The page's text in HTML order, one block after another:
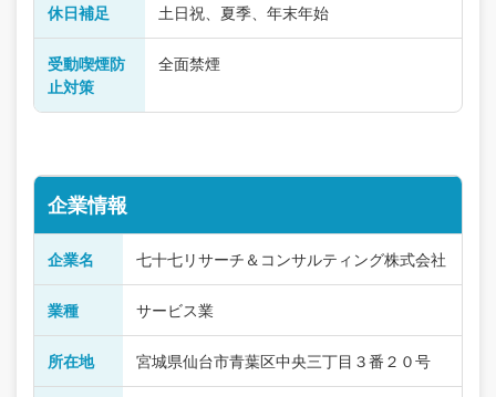
休日補足 土日祝、夏季、年末年始
受動喫煙防
止対策
全面禁煙
企業情報
企業名 七十七リサーチ＆コンサルティング株式会社
業種 サービス業
所在地 宮城県仙台市青葉区中央三丁目３番２０号